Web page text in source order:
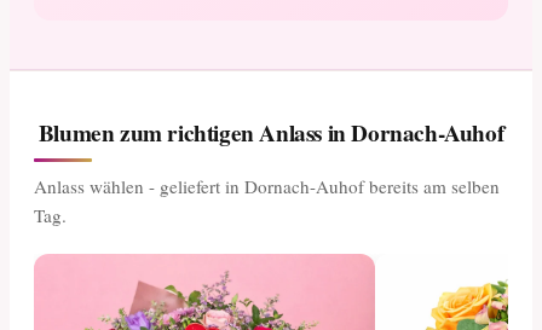
Blumen zum richtigen Anlass in Dornach-Auhof
Anlass wählen - geliefert in Dornach-Auhof bereits am selben
Tag.